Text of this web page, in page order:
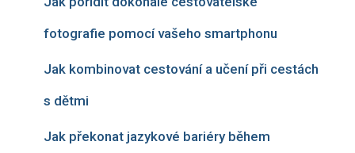
fotografie pomocí vašeho smartphonu
Jak kombinovat cestování a učení při cestách
s dětmi
Jak překonat jazykové bariéry během